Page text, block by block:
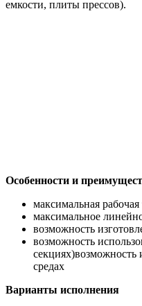
емкости, плиты прессов).
Особенности и
максимальная
максимальное
возможность
возможность
секциях)возможность
средах
Варианты исполнения